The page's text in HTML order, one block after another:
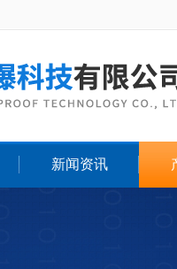
新闻资讯